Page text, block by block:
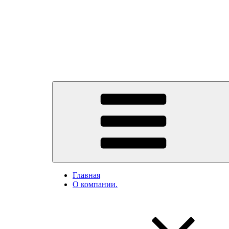
Главная
О компании.